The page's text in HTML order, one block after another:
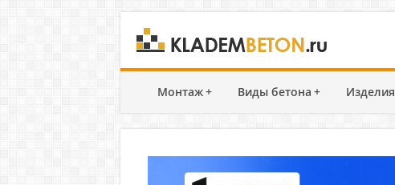
Монтаж+ Виды бетона + Изделия